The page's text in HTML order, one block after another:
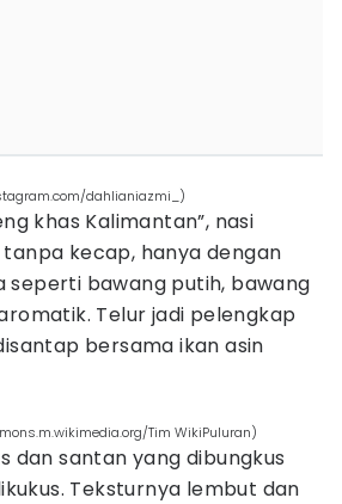
dahlianiazmi_)
khas Kalimantan”, nasi
kecap, hanya dengan
seperti bawang putih, bawang
Telur jadi pelengkap
bersama ikan asin
Tim WikiPuluran)
dan santan yang dibungkus
Teksturnya lembut dan